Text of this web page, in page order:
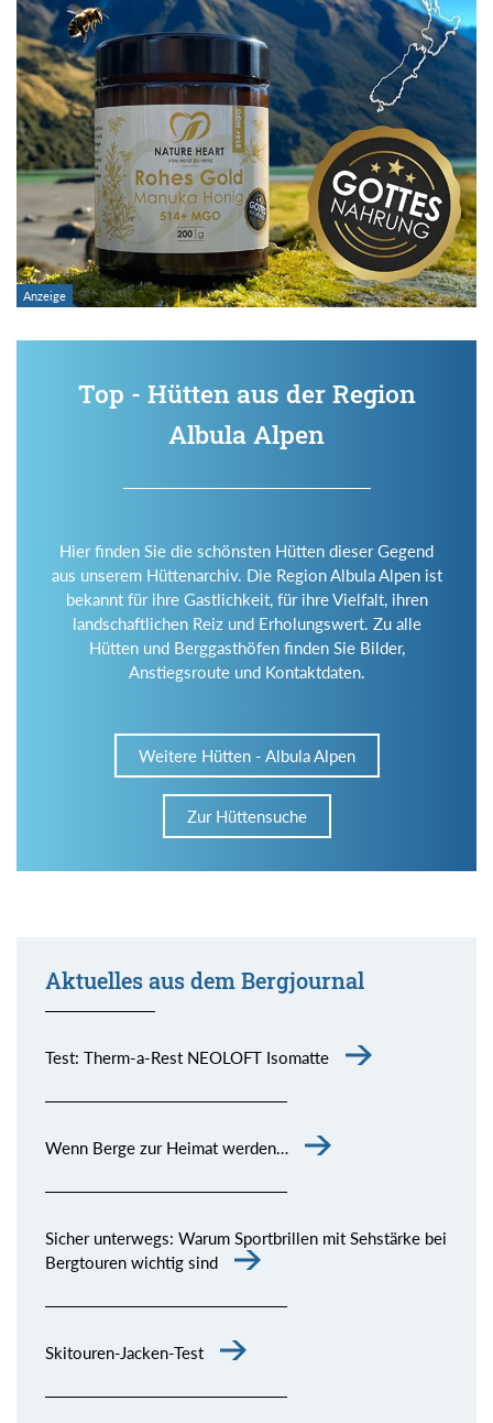
Top - Hütten aus der Region
Albula Alpen
Hier finden Sie die schönsten Hütten dieser Gegend
aus unserem Hüttenarchiv. Die Region Albula Alpen ist
bekannt für ihre Gastlichkeit, für ihre Vielfalt, ihren
landschaftlichen Reiz und Erholungswert. Zu alle
Hütten und Berggasthöfen finden Sie Bilder,
Anstiegsroute und Kontaktdaten.
Weitere Hütten - Albula Alpen
Zur Hüttensuche
Aktuelles aus dem Bergjournal
Test: Therm-a-Rest NEOLOFT Isomatte
Wenn Berge zur Heimat werden…
Sicher unterwegs: Warum Sportbrillen mit Sehstärke bei
Bergtouren wichtig sind
Skitouren-Jacken-Test